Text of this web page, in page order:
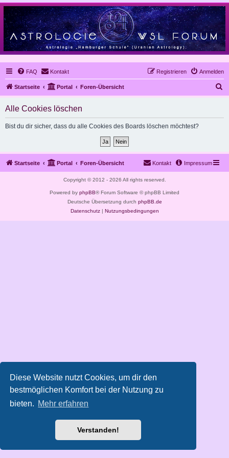
Diese Website nutzt Cookies, um dir den
bestmöglichen Komfort bei der Nutzung zu
bieten. Mehr erfahren
Verstanden!
FAQ Kontakt Anmelden
Registrieren
Startseite Portal Foren-Übersicht
Alle Cookies löschen
Bist du dir sicher, dass du alle Cookies des Boards löschen möchtest?
Startseite Portal Foren-Übersicht Impressum
Kontakt
Copyright © 2012 - 2026 All rights reserved.
Powered by phpBB® Forum Software © phpBB Limited
Deutsche Übersetzung durch phpBB.de
Datenschutz| Nutzungsbedingungen